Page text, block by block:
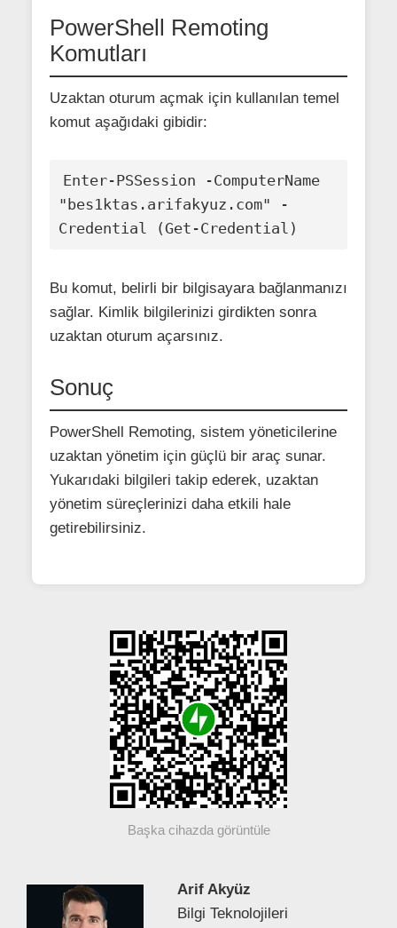
PowerShell Remoting
Komutları
Uzaktan oturum açmak için kullanılan temel
komut aşağıdaki gibidir:
Enter-PSSession -ComputerName
"bes1ktas.arifakyuz.com" -
Credential (Get-Credential)
Bu komut, belirli bir bilgisayara bağlanmanızı
sağlar. Kimlik bilgilerinizi girdikten sonra
uzaktan oturum açarsınız.
Sonuç
PowerShell Remoting, sistem yöneticilerine
uzaktan yönetim için güçlü bir araç sunar.
Yukarıdaki bilgileri takip ederek, uzaktan
yönetim süreçlerinizi daha etkili hale
getirebilirsiniz.
Başka cihazda görüntüle
Arif Akyüz
Bilgi Teknolojileri